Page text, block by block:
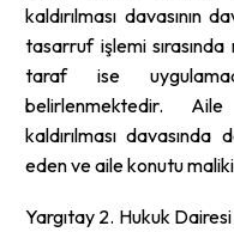
kaldırılması davasının
tasarruf işlemi sırasında
taraf ise
belirlenmektedir.
kaldırılması
eden ve aile konutu
Yargıtay 2. Hukuk